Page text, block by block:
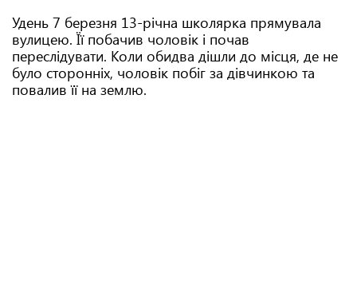
Удень 7 березня 13-річна школярка прямувала
вулицею. Її побачив чоловік і почав
переслідувати. Коли обидва дішли до місця, де не
було сторонніх, чоловік побіг за дівчинкою та
повалив її на землю.